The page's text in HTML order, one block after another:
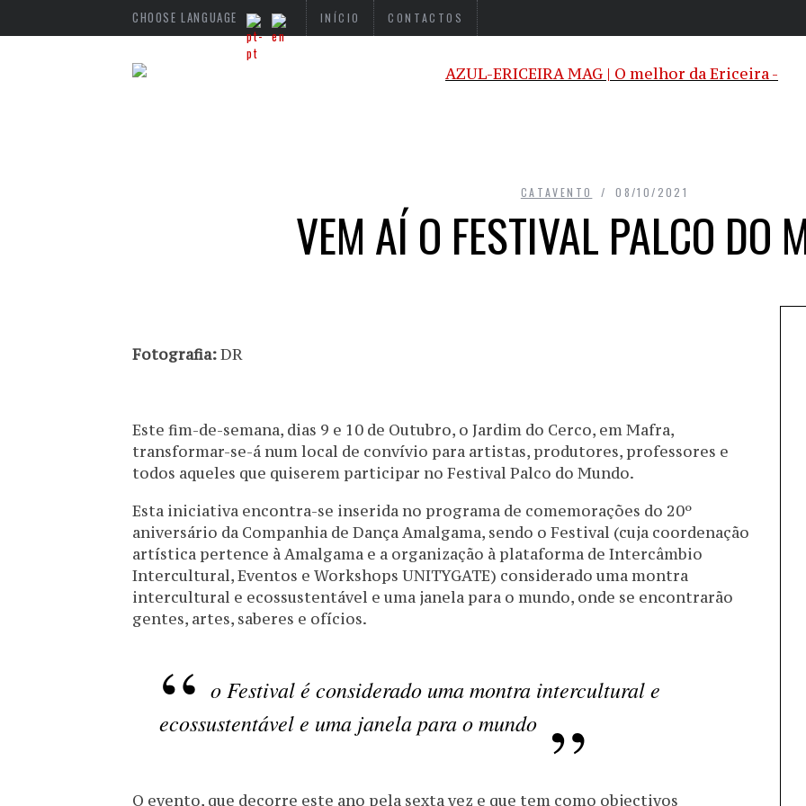
CHOOSE LANGUAGE INÍCIO CONTACTOS
CATAVENTO 08/10/2021
VEM AÍ O FESTIVAL PALCO DO
Fotografia:DR
Este fim-de-semana, dias 9 e 10 de Outubro, o Jardim do Cerco, em Mafra,
transformar-se-á num local de convívio para artistas, produtores, professores e
todos aqueles que quiserem participar no Festival Palco do Mundo.
Esta iniciativa encontra-se inserida no programa de comemorações do 20º
aniversário da Companhia de Dança Amalgama, sendo o Festival (cuja coordenação
artística pertence à Amalgama e a organização à plataforma de Intercâmbio
Intercultural, Eventos e Workshops UNITYGATE) considerado uma montra
intercultural e ecossustentável e uma janela para o mundo, onde se encontrarão
gentes, artes, saberes e ofícios.
o Festival é considerado uma montra intercultural e
ecossustentável e uma janela para o mundo
O evento, que decorre este ano pela sexta vez e que tem como objectivos